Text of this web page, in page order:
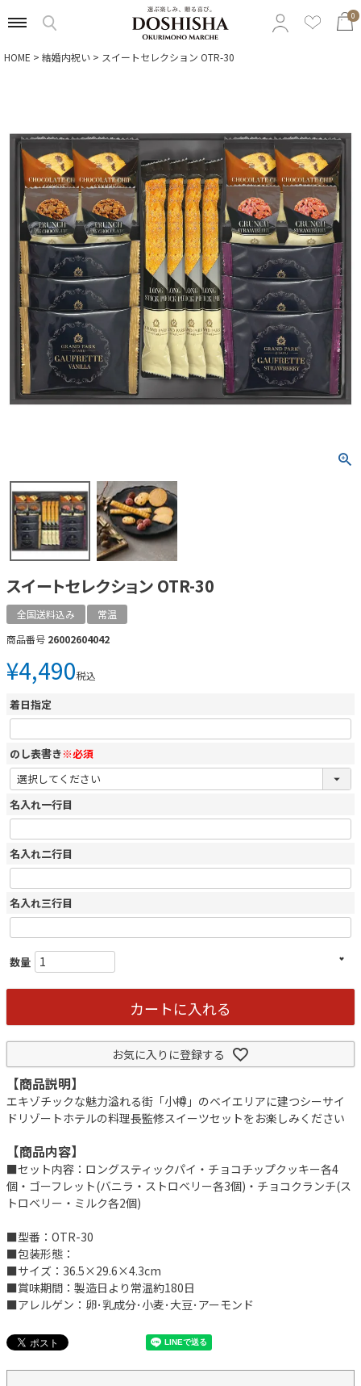
0
カテゴリから選ぶ
贈る相手から選ぶ
HOME 結婚内祝い スイートセレクション OTR-30
スイートセレクション OTR-30
全国送料込み
常温
商品番号 26002604042
¥4,490税込
着日指定
のし表書き※必須
名入れ一行目
名入れ二行目
名入れ三行目
カートに入れる
お気に入りに登録する
【商品説明】
エキゾチックな魅力溢れる街「小樽」のベイエリアに建つシーサイ
ドリゾートホテルの料理長監修スイーツセットをお楽しみください
【商品内容】
■セット内容：ロングスティックパイ・チョコチップクッキー各4
個・ゴーフレット(バニラ・ストロベリー各3個)・チョコクランチ(ス
トロベリー・ミルク各2個)
■型番：OTR-30
■包装形態：
■サイズ：36.5×29.6×4.3cm
■賞味期間：製造日より常温約180日
■アレルゲン：卵･乳成分･小麦･大豆･アーモンド